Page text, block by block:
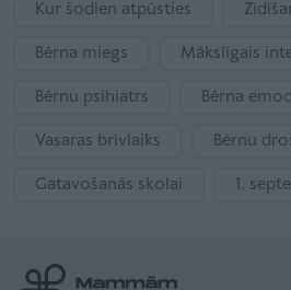
Kur šodien atpūsties
Bērna miegs Mākslīgais
Bērnu psihiatrs Bērna
Vasaras brīvlaiks Bērnu
Gatavošanās skolai 1.